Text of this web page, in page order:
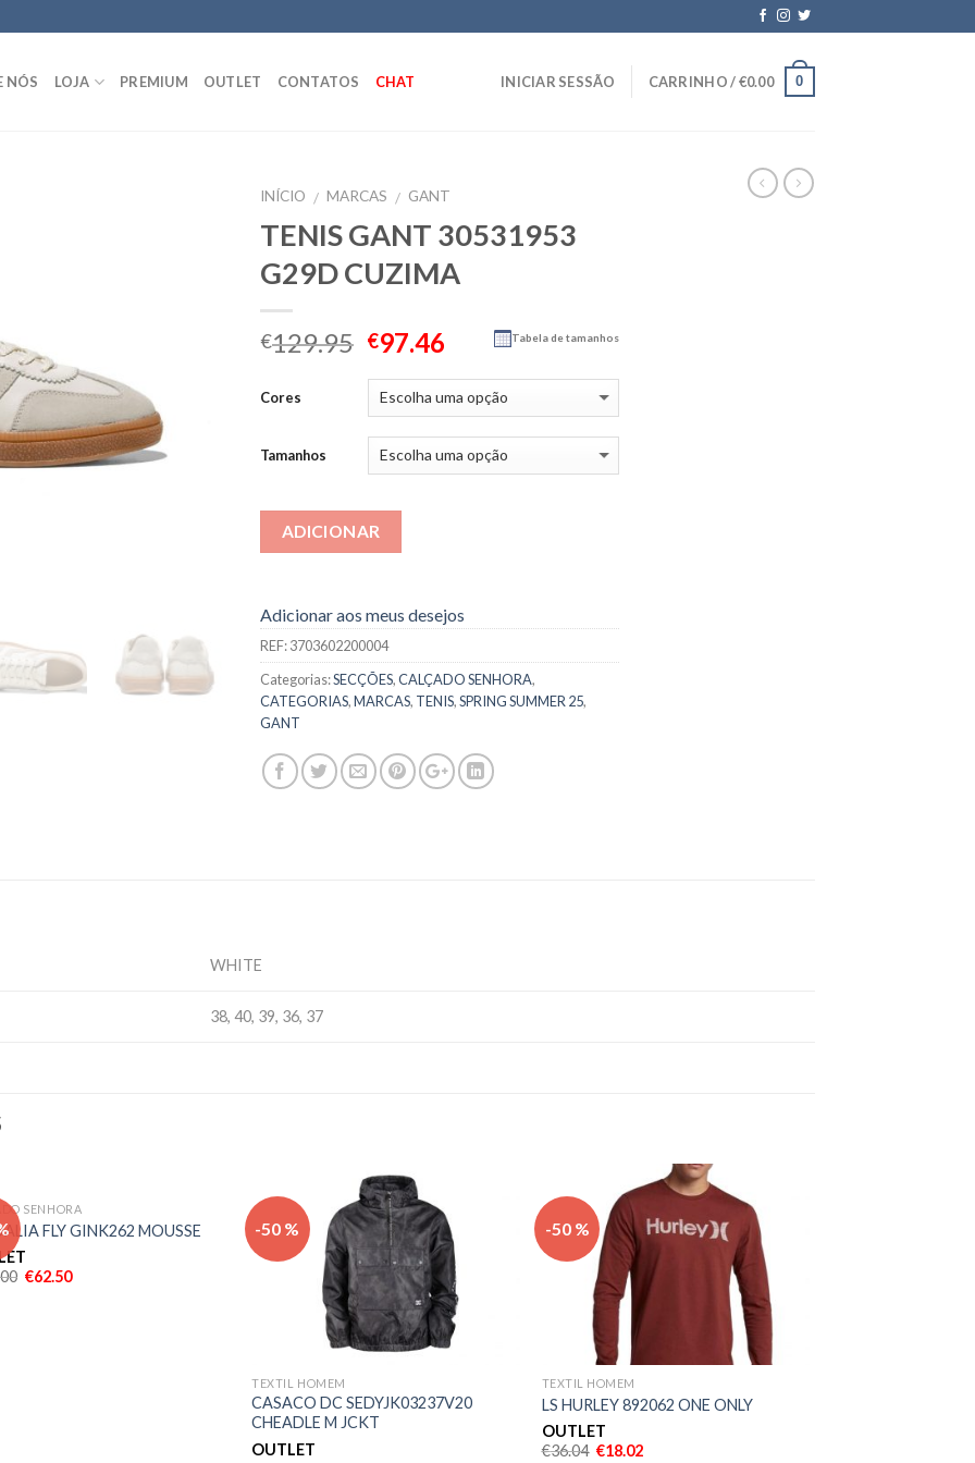
NÓS LOJA PREMIUM OUTLET CONTATOS CHAT INICIAR SESSÃO CARRINHO /€0.00 0
INÍCIO / MARCAS / GANT
TENIS GANT 30531953
G29D CUZIMA
€129.95 €97.46 Tabela de tamanhos
Cores
Tamanhos
ADICIONAR
Adicionar aos meus desejos
REF:3703602200004
Categorias:SECÇÕES,CALÇADO SENHORA,
CATEGORIAS,MARCAS, TENIS,SPRING SUMMER 25,
GANT
WHITE
38, 40, 39, 36, 37
Adicionar
aos meus
SENHORA
FLY GINK262 MOUSSE
€62.50
-50 %
Adicionar
aos meus
desejos
TEXTIL HOMEM
CASACO DC SEDYJK03237V20
CHEADLE M JCKT
OUTLET
-50 %
Adicionar
aos meus
desejos
TEXTIL HOMEM
LS HURLEY 892062 ONE ONLY
OUTLET
€36.04 €18.02